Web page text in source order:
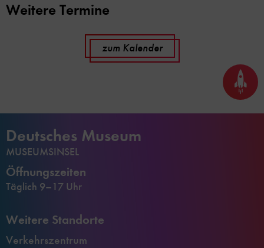
Weitere Termine
zum Kalender
Seite
nach
oben
Deutsches Museum
MUSEUMSINSEL
Öffnungszeiten
Täglich 9–17 Uhr
Weitere Standorte
Verkehrszentrum